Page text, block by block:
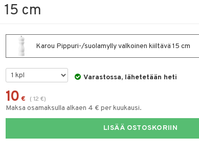
cm
Karou Pippuri-/suolamylly valkoinen kiiltävä 15 cm
Varastossa, lähetetään heti
10 € ( 12 €)
Maksa osamaksulla alkaen 4 € per kuukausi.
LISÄÄ OSTOSKORIIN